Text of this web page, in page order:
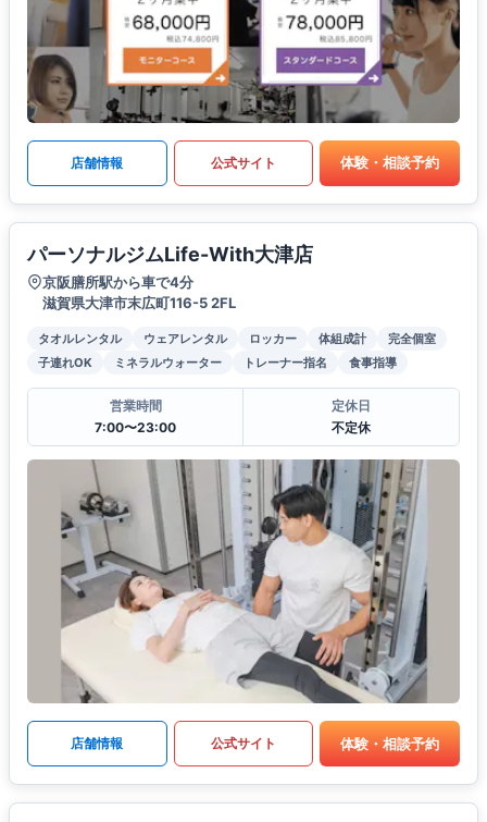
店舗情報 公式サイト 体験・相談予約
パーソナルジムLife-With大津店
京阪膳所駅から車で4分
滋賀県大津市末広町116-5 2FL
タオルレンタル ウェアレンタル ロッカー 体組成計
完全個室
子連れOK
ミネラルウォーター トレーナー指名 食事指導
営業時間
7:00〜23:00
定休日
不定休
店舗情報 公式サイト 体験・相談予約